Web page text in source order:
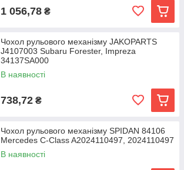
1 056,78 ₴
Чохол рульового механізму JAKOPARTS
J4107003 Subaru Forester, Impreza
34137SA000
В наявності
738,72 ₴
Чохол рульового механізму SPIDAN 84106
Mercedes C-Class A2024110497, 2024110497
В наявності